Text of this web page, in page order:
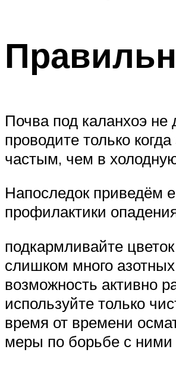
Почва под каланхоэ
проводите только
частым, чем в
Напоследок приведём
профилактики
подкармливайте
слишком много
возможность активно
используйте только
время от времени
меры по борьбе с ними